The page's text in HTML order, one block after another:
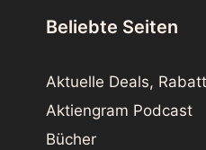
Beliebte Seiten
Aktuelle Deals,
Aktiengram Podcast
Bücher